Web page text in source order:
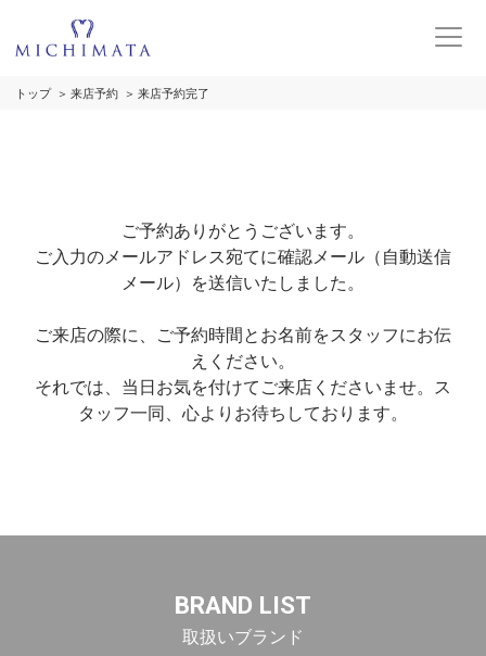
トップ 来店予約 来店予約完了
ご予約ありがとうございます。
ご入力のメールアドレス宛てに確認メール（自動送信
メール）を送信いたしました。
ご来店の際に、ご予約時間とお名前をスタッフにお伝
えください。
それでは、当日お気を付けてご来店くださいませ。ス
タッフ一同、心よりお待ちしております。
BRAND LIST
取扱いブランド